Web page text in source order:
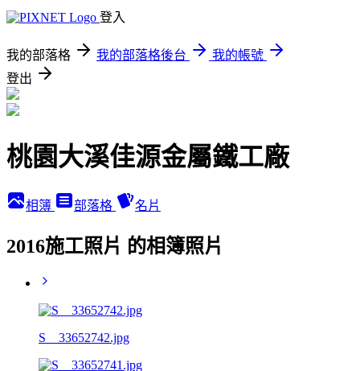
登入
我的部落格 我的部落格後台
我的帳號
登出
桃園大溪佳源金屬鐵工廠
相簿 部落格 名片
2016施工照片 的相簿照片
S__33652742.jpg